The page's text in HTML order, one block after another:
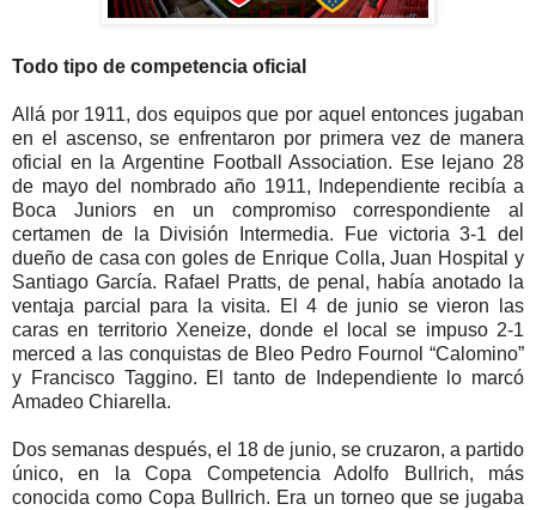
Todo tipo de competencia oficial
Allá por 1911, dos equipos que por aquel entonces jugaban
en el ascenso, se enfrentaron por primera vez de manera
oficial en la Argentine Football Association. Ese lejano 28
de mayo del nombrado año 1911, Independiente recibía a
Boca Juniors en un compromiso correspondiente al
certamen de la División Intermedia. Fue victoria 3-1 del
dueño de casa con goles de Enrique Colla, Juan Hospital y
Santiago García. Rafael Pratts, de penal, había anotado la
ventaja parcial para la visita. El 4 de junio se vieron las
caras en territorio Xeneize, donde el local se impuso 2-1
merced a las conquistas de Bleo Pedro Fournol “Calomino”
y Francisco Taggino. El tanto de Independiente lo marcó
Amadeo Chiarella.
Dos semanas después, el 18 de junio, se cruzaron, a partido
único, en la Copa Competencia Adolfo Bullrich, más
conocida como Copa Bullrich. Era un torneo que se jugaba